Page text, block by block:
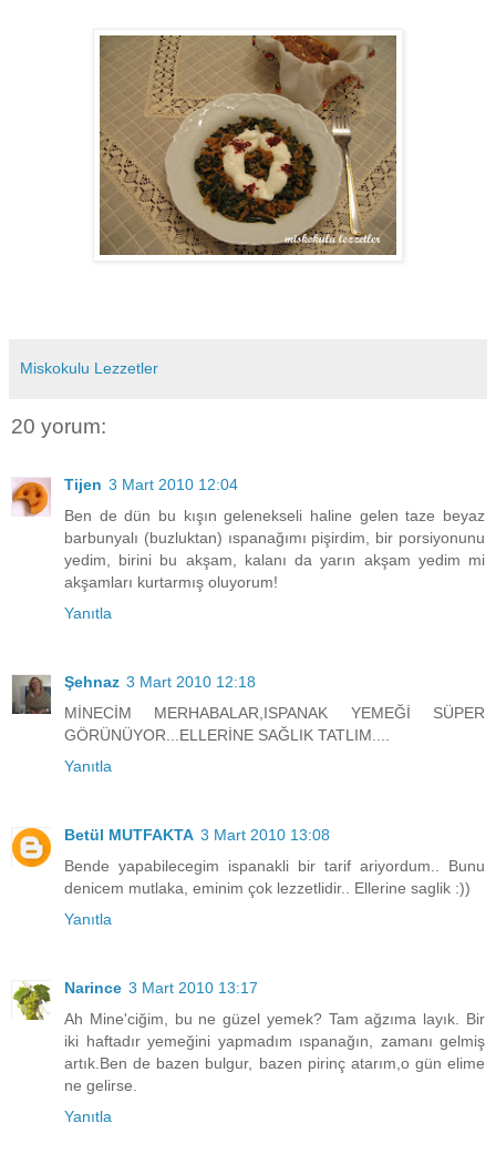
Miskokulu Lezzetler
20 yorum:
Tijen 3 Mart 2010 12:04
Ben de dün bu kışın gelenekseli haline gelen taze beyaz
barbunyalı (buzluktan) ıspanağımı pişirdim, bir porsiyonunu
yedim, birini bu akşam, kalanı da yarın akşam yedim mi
akşamları kurtarmış oluyorum!
Yanıtla
Şehnaz 3 Mart 2010 12:18
MİNECİM MERHABALAR,ISPANAK YEMEĞİ SÜPER
GÖRÜNÜYOR...ELLERİNE SAĞLIK TATLIM....
Yanıtla
Betül MUTFAKTA 3 Mart 2010 13:08
Bende yapabilecegim ispanakli bir tarif ariyordum.. Bunu
denicem mutlaka, eminim çok lezzetlidir.. Ellerine saglik :))
Yanıtla
Narince 3 Mart 2010 13:17
Ah Mine'ciğim, bu ne güzel yemek? Tam ağzıma layık. Bir
iki haftadır yemeğini yapmadım ıspanağın, zamanı gelmiş
artık.Ben de bazen bulgur, bazen pirinç atarım,o gün elime
ne gelirse.
Yanıtla